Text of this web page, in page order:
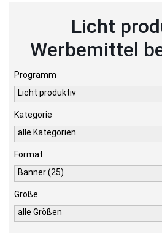
Licht
Werbemittel
Programm
Licht produktiv
Kategorie
alle Kategorien
Format
Banner (25)
Größe
alle Größen